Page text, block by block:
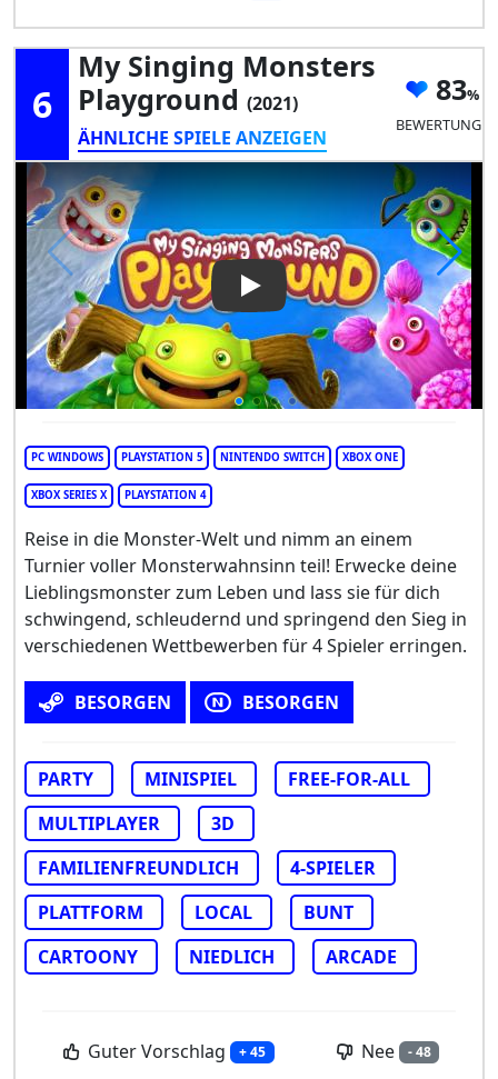
6
My Singing Monsters
Playground (2021)
ÄHNLICHE SPIELE ANZEIGEN
83
BEWERTUNG
Play Video: My Singing
PC WINDOWS PLAYSTATION 5 NINTENDO SWITCH XBOX ONE
XBOX SERIES X PLAYSTATION 4
Reise in die Monster-Welt und nimm an einem
Turnier voller Monsterwahnsinn teil! Erwecke deine
Lieblingsmonster zum Leben und lass sie für dich
schwingend, schleudernd und springend den Sieg in
verschiedenen Wettbewerben für 4 Spieler erringen.
BESORGEN BESORGEN
PARTY MINISPIEL
FREE-FOR-ALL
MULTIPLAYER
3D
FAMILIENFREUNDLICH
4-SPIELER
PLATTFORM
LOCAL
BUNT
CARTOONY
NIEDLICH ARCADE
Guter Vorschlag + 45 Nee - 48